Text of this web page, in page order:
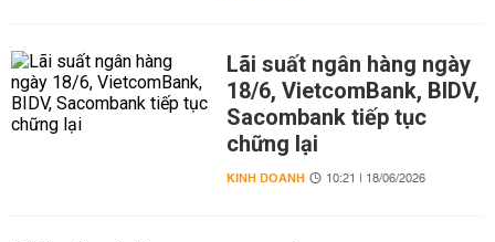
Lãi suất ngân hàng ngày
18/6, VietcomBank, BIDV,
Sacombank tiếp tục
chững lại
KINH DOANH 10:21 | 18/06/2026